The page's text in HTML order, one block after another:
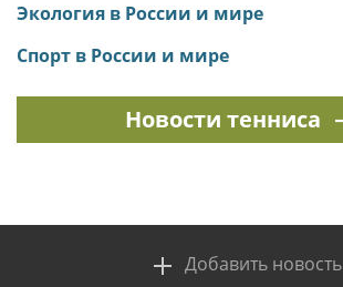
Экология в России и мире
Спорт в России и мире
Новости тенниса
Добавить новость